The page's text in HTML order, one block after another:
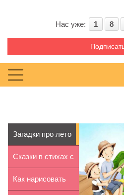
Нас уже: 1 8
Загадки про лето
для детей 7-8 лет
Сказки в стихах с
иллюстрациями...
Как нарисовать